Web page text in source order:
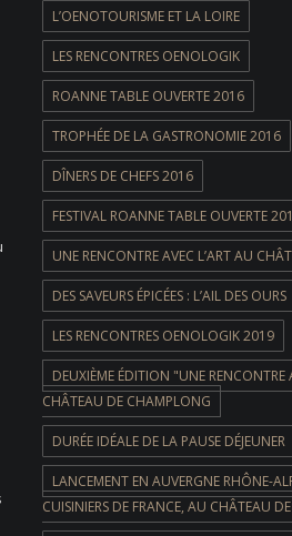
L’OENOTOURISME ET LA LOIRE
LES RENCONTRES OENOLOGIK
ROANNE TABLE OUVERTE 2016
TROPHÉE DE LA GASTRONOMIE 2016
DÎNERS DE CHEFS 2016
FESTIVAL ROANNE TABLE OUVERTE
UNE RENCONTRE AVEC L’ART AU
DES SAVEURS ÉPICÉES : L’AIL DES OURS
LES RENCONTRES OENOLOGIK 2019
DEUXIÈME ÉDITION "UNE RENCONTRE
CHÂTEAU DE CHAMPLONG
DURÉE IDÉALE DE LA PAUSE DÉJEUNER
LANCEMENT EN AUVERGNE RHÔNE-
CUISINIERS DE FRANCE, AU CHÂTEAU